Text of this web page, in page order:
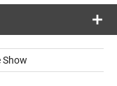
Show